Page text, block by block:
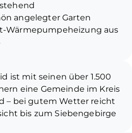
erweitert. Die gesamte
der Immobilie
ca. 257 m². Ca. 60 m²
beinhalten die im Jahr
separaten Eingang
Die lichtdurchflutete
Wohnung ist mit
Einbauküche aus dem
angelegter Garten
Wärmepumpeheizung aus
mit Dachboden
Einliegerwohnung mit
Eingang und Zähler
doppelverglaste
ist mit seinen über 1.500
eine Gemeinde im Kreis
– bei gutem Wetter reicht
bis zum Siebengebirge